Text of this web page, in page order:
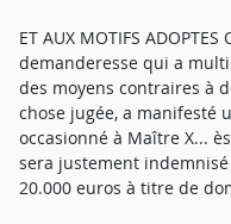
ET AUX MOTIFS
demanderesse qui a
des moyens contraires à
chose jugée, a manifesté
occasionné à Maître X...
sera justement
20.000 euros à titre de